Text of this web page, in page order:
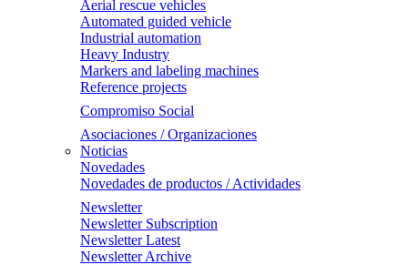
Aerial rescue vehicles
Automated guided vehicle
Industrial automation
Heavy Industry
Markers and labeling machines
Reference projects
Compromiso Social
Asociaciones / Organizaciones
Noticias
Novedades
Novedades de productos / Actividades
Newsletter
Newsletter Subscription
Newsletter Latest
Newsletter Archive